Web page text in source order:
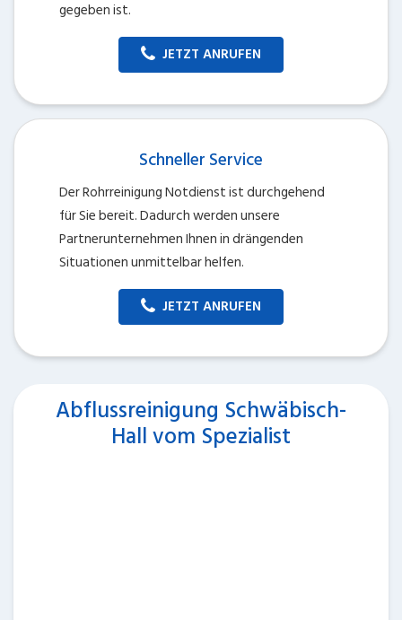
gegeben ist.
JETZT ANRUFEN
Schneller Service
Der Rohrreinigung Notdienst ist durchgehend
für Sie bereit. Dadurch werden unsere
Partnerunternehmen Ihnen in drängenden
Situationen unmittelbar helfen.
JETZT ANRUFEN
Abflussreinigung Schwäbisch-
Hall vom Spezialist